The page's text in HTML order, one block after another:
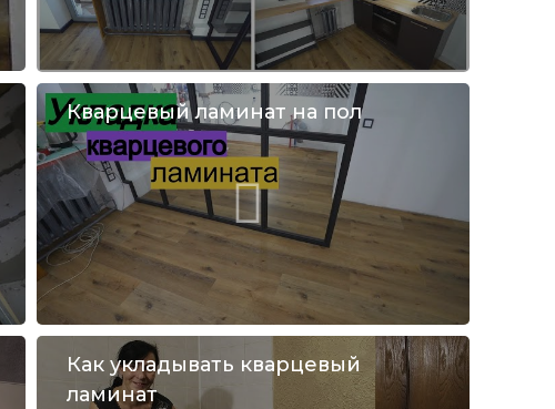
Кварцевый ламинат на пол
Как укладывать кварцевый
ламинат